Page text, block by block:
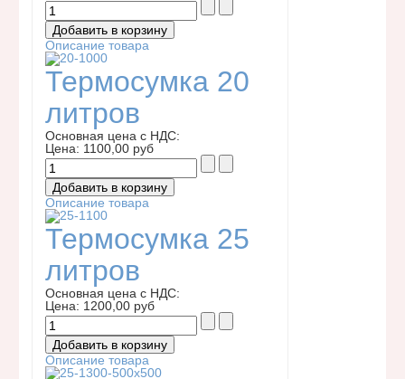
Описание товара
Термосумка 20
литров
Основная цена с НДС:
Цена: 1100,00 руб
Описание товара
Термосумка 25
литров
Основная цена с НДС:
Цена: 1200,00 руб
Описание товара